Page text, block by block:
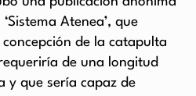
Atenea’, que
de la catapulta
de una longitud
y que sería capaz de